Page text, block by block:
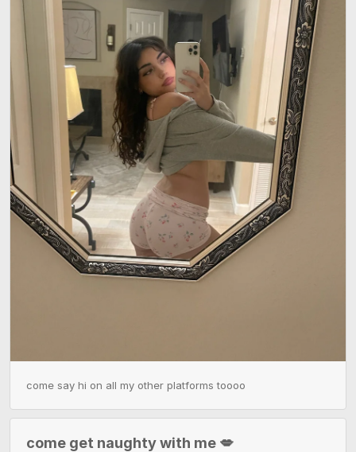
come say hi on all my other platforms toooo
come get naughty with me 💋